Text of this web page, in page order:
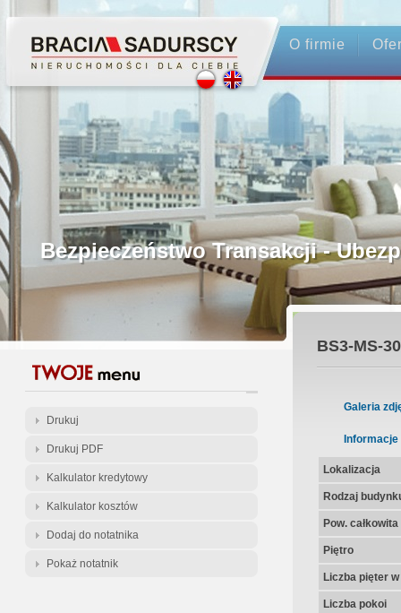
O firmie
Profesjonalne Pośrednictwo
Bezpieczeństwo Transakcji -
Licencjonowani Pośrednicy
Gwarancja Zwrotu Zadatku
Gratis - Przedwstępna Umowa
Drukuj
Drukuj PDF
Kalkulator kredytowy
Kalkulator kosztów
Dodaj do notatnika
Pokaż notatnik
BS3-MS-
Galeria
Informacje
Lokalizacja
Rodzaj
Pow.
Piętro
Liczba pięter
Liczba pokoi